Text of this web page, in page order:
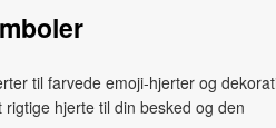
til farvede emoji‑hjerter og
hjerte til din besked og den